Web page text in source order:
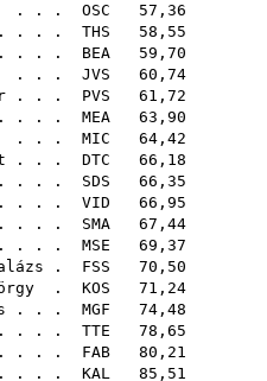
. . . OSC 57,36
. . . THS 58,55
. . . BEA 59,70
. . . JVS 60,74
. . . PVS 61,72
. . . MEA 63,90
. . . MIC 64,42
. . . DTC 66,18
. . . SDS 66,35
. . . VID 66,95
. . . SMA 67,44
. . . MSE 69,37
. FSS 70,50
. KOS 71,24
. . . MGF 74,48
. . . TTE 78,65
. . . FAB 80,21
. . . KAL 85,51